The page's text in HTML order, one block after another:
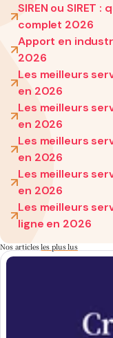
SIREN ou SIRET
complet 2026
Apport en
2026
Les meilleurs
en 2026
Les meilleurs
en 2026
Les meilleurs
en 2026
Les meilleurs
en 2026
Les meilleurs
ligne en 2026
Nos articlesles plus lus